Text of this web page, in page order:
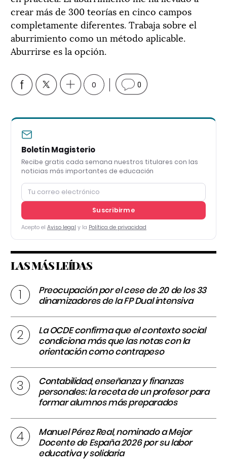
crear más de 300 teorías en cinco campos
completamente diferentes. Trabaja sobre el
aburrimiento como un método aplicable.
Aburrirse es la opción.
0 0
Boletín Magisterio
Recibe gratis cada semana nuestros titulares con las
noticias más importantes de educación
Suscribirme
Acepto el Aviso legal y la Política de privacidad
LAS MÁS LEÍDAS
Preocupación por el cese de 20 de los 33
dinamizadores de la FP Dual intensiva
La OCDE confirma que el contexto social
condiciona más que las notas con la
orientación como contrapeso
Contabilidad, enseñanza y finanzas
personales: la receta de un profesor para
formar alumnos más preparados
Manuel Pérez Real, nominado a Mejor
Docente de España 2026 por su labor
educativa y solidaria